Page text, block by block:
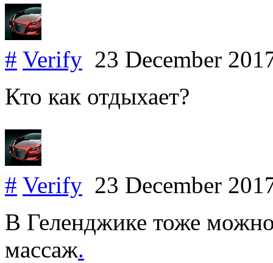
# Verify 23 December
Кто как отдыхает?
# Verify 23 December
В Геленджике тоже
массаж.